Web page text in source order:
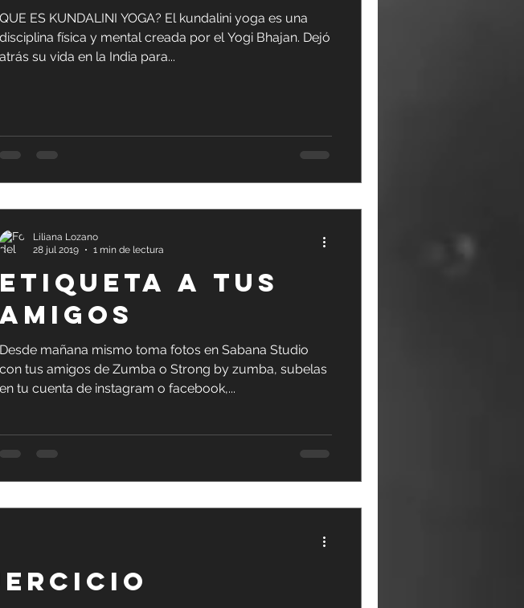
QUE ES KUNDALINI YOGA? El kundalini yoga es una
disciplina física y mental creada por el Yogi Bhajan. Dejó
atrás su vida en la India para...
ETIQUETA A TUS
AMIGOS
Desde mañana mismo toma fotos en Sabana Studio
con tus amigos de Zumba o Strong by zumba, subelas
en tu cuenta de instagram o facebook,...
Liliana Lozano
28 jul 2019
1 min de lectura